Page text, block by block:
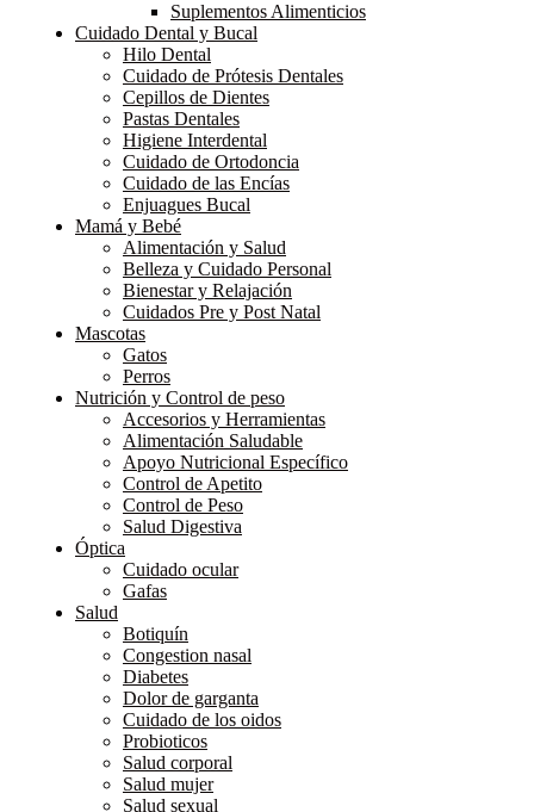
Suplementos Alimenticios
Cuidado Dental y Bucal
Hilo Dental
Cuidado de Prótesis Dentales
Cepillos de Dientes
Pastas Dentales
Higiene Interdental
Cuidado de Ortodoncia
Cuidado de las Encías
Enjuagues Bucal
Mamá y Bebé
Alimentación y Salud
Belleza y Cuidado Personal
Bienestar y Relajación
Cuidados Pre y Post Natal
Mascotas
Gatos
Perros
Nutrición y Control de peso
Accesorios y Herramientas
Alimentación Saludable
Apoyo Nutricional Específico
Control de Apetito
Control de Peso
Salud Digestiva
Óptica
Cuidado ocular
Gafas
Salud
Botiquín
Congestion nasal
Diabetes
Dolor de garganta
Cuidado de los oidos
Probioticos
Salud corporal
Salud mujer
Salud sexual